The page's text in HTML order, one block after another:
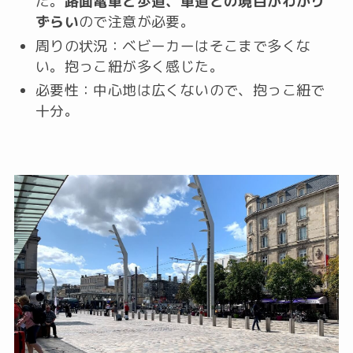
ずらいので注意が必要。
周りの状況：ベビーカーはそこまで多くな
い。抱っこ紐が多く感じた。
必要性：中心地は広くないので、抱っこ紐で
十分。